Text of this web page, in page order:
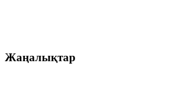
Жаңалықтар